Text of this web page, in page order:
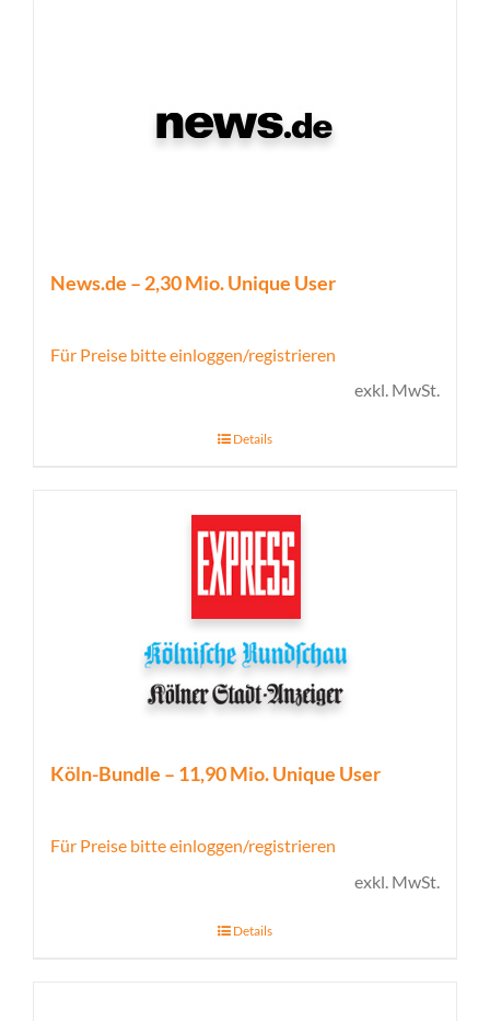
News.de – 2,30 Mio. Unique User
Für Preise bitte einloggen/registrieren
exkl. MwSt.
Details
Köln-Bundle – 11,90 Mio. Unique User
Für Preise bitte einloggen/registrieren
exkl. MwSt.
Details